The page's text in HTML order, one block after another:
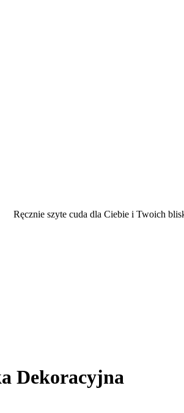
Ręcznie szyte cuda dla Ciebie i Twoich
Dekoracyjna